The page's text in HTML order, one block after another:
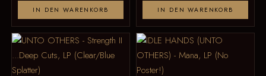
IN DEN WARENKORB IN DEN WARENKORB